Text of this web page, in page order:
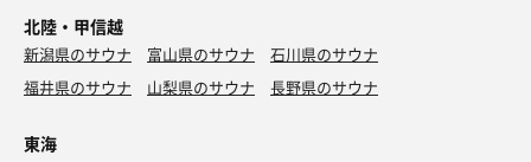
北陸・甲信越
新潟県のサウナ 富山県のサウナ
石川県のサウナ
福井県のサウナ
山梨県のサウナ 長野県のサウナ
東海